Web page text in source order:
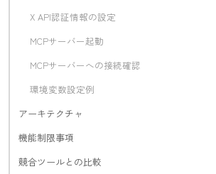
X API認証情報の設定
MCPサーバー起動
MCPサーバーへの接続確認
環境変数設定例
アーキテクチャ
機能制限事項
競合ツールとの比較